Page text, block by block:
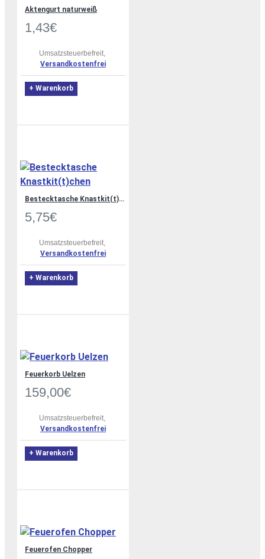
Aktengurt naturweiß
1,43€
Umsatzsteuerbefreit,
Versandkostenfrei
+ Warenkorb
Bestecktasche Knastkit(t)chen
5,75€
Umsatzsteuerbefreit,
Versandkostenfrei
+ Warenkorb
Feuerkorb Uelzen
159,00€
Umsatzsteuerbefreit,
Versandkostenfrei
+ Warenkorb
Feuerofen Chopper